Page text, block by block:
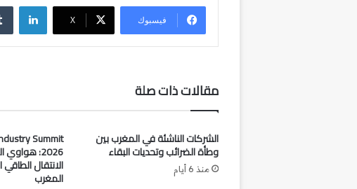
فيسبوك ‫X
لينكدإن
مقالات ذات صلة
الشركات الناشئة في المغرب بين
وطأة الضرائب وتحديات البقاء
منذ 6 أيام
Summit
2026:
الانتقال
المغرب